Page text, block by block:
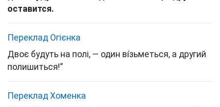
оставится.
Переклад Огієнка
Двоє будуть на полі, — один ві́зьметься, а другий
полишиться!“
Переклад Хоменка